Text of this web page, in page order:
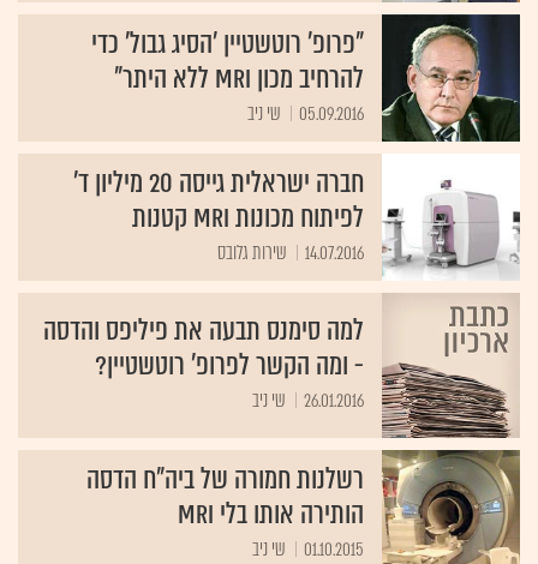
"פרופ' רוטשטיין 'הסיג גבול' כדי
להרחיב מכון MRI ללא היתר"
05.09.2016 שי ניב
חברה ישראלית גייסה 20 מיליון ד'
לפיתוח מכונות MRI קטנות
14.07.2016 שירות גלובס
למה סימנס תבעה את פיליפס והדסה
- ומה הקשר לפרופ' רוטשטיין?
26.01.2016 שי ניב
רשלנות חמורה של ביה"ח הדסה
הותירה אותו בלי MRI
01.10.2015 שי ניב